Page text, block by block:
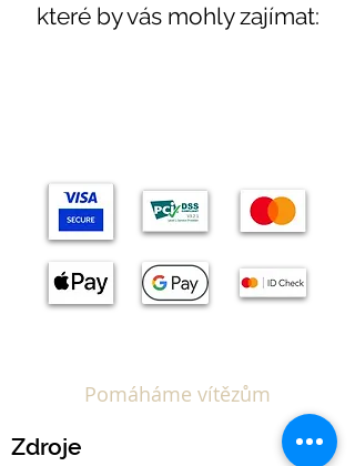
které by vás mohly zajímat:
Pomáháme vítězům
Zdroje